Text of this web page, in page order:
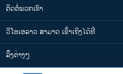
ຕິດຕໍ່ພວກເຮົາ
ວີໂອເອລາວ ສາມາດ ເຂົ້າເຖິງໄດ້ທີ່
​ລິ້ງ​ຕ່າງໆ